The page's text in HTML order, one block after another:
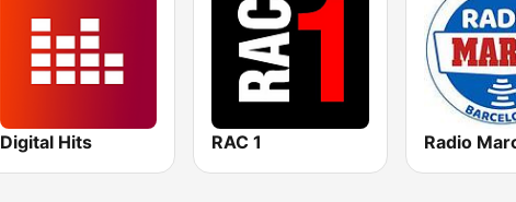
Digital Hits RAC 1